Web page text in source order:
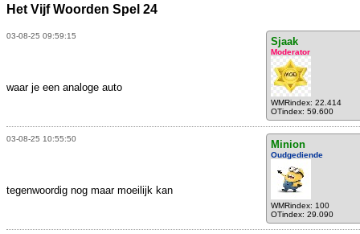
Het Vijf Woorden Spel 24
03-08-25 09:59:15 Sjaak
Moderator
WMRindex: 22.414
OTindex: 59.600
waar je een analoge auto
03-08-25 10:55:50 Minion
Oudgediende
WMRindex: 100
OTindex: 29.090
tegenwoordig nog maar moeilijk kan